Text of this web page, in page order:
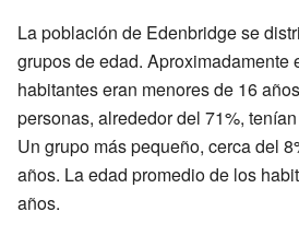
La población de Edenbridge se
grupos de edad. Aproximadamente
habitantes eran menores de 16
personas, alrededor del 71%,
Un grupo más pequeño, cerca del
años. La edad promedio de los
años.